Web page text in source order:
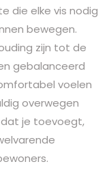
die elke vis nodig
bewegen.
zijn tot de
gebalanceerd
voelen
overwegen
je toevoegt,